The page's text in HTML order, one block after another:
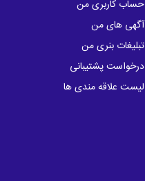
حساب کاربری من
آگهی های من
تبلیغات بنری من
درخواست پشتیبانی
لیست علاقه مندی ها